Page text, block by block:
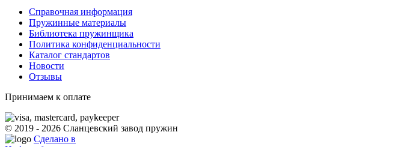
Справочная информация
Пружинные материалы
Библиотека пружинщика
Политика конфиденциальности
Каталог стандартов
Новости
Отзывы
Принимаем к оплате
© 2019 - 2026 Сланцевский завод пружин
Сделано в